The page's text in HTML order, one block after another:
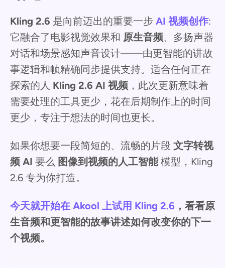
Kling 2.6 是向前迈出的重要一步 AI 视频创作:
它融合了电影视觉效果和 原生音频、多扬声器
对话和场景感知声音设计——由更智能的讲故
事逻辑和帧精确同步提供支持。适合任何正在
探索的人 Kling 2.6 AI 视频 ，此次更新意味着
需要处理的工具更少，花在后期制作上的时间
更少，专注于想法的时间也更长。
如果你想要一段简短的、流畅的片段 文字转视
频 AI 要么 图像到视频的人工智能模型，Kling
2.6 专为你打造。
今天就开始在 Akool 上试用 Kling 2.6 ，看看原
生音频和更智能的故事讲述如何改变你的下一
个视频。